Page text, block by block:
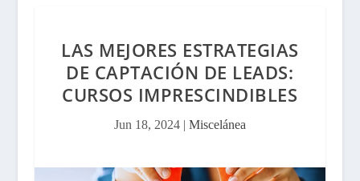
LAS MEJORES ESTRATEGIAS
DE CAPTACIÓN DE LEADS:
CURSOS IMPRESCINDIBLES
Jun 18, 2024| Miscelánea